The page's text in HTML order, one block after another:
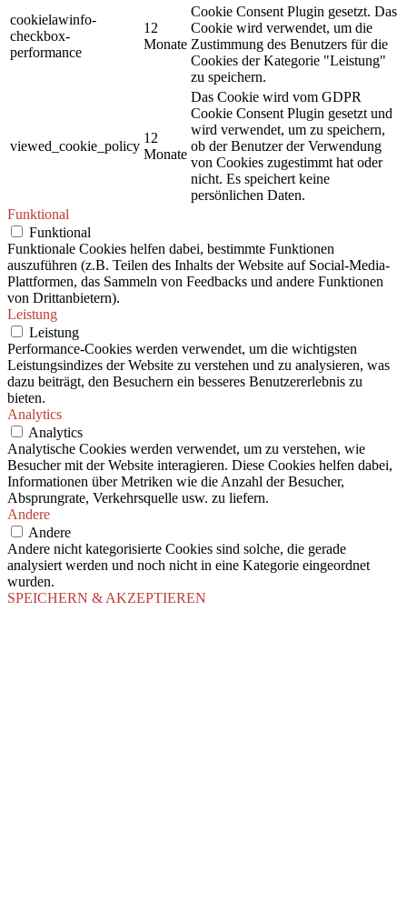
cookielawinfo-
checkbox-
performance
12
Monate
Cookie Consent Plugin gesetzt. Das
Cookie wird verwendet, um die
Zustimmung des Benutzers für die
Cookies der Kategorie "Leistung"
zu speichern.
viewed_cookie_policy
12
Monate
Das Cookie wird vom GDPR
Cookie Consent Plugin gesetzt und
wird verwendet, um zu speichern,
ob der Benutzer der Verwendung
von Cookies zugestimmt hat oder
nicht. Es speichert keine
persönlichen Daten.
Funktional
Funktional
Funktionale Cookies helfen dabei, bestimmte Funktionen
auszuführen (z.B. Teilen des Inhalts der Website auf Social-Media-
Plattformen, das Sammeln von Feedbacks und andere Funktionen
von Drittanbietern).
Leistung
Leistung
Performance-Cookies werden verwendet, um die wichtigsten
Leistungsindizes der Website zu verstehen und zu analysieren, was
dazu beiträgt, den Besuchern ein besseres Benutzererlebnis zu
bieten.
Analytics
Analytics
Analytische Cookies werden verwendet, um zu verstehen, wie
Besucher mit der Website interagieren. Diese Cookies helfen dabei,
Informationen über Metriken wie die Anzahl der Besucher,
Absprungrate, Verkehrsquelle usw. zu liefern.
Andere
Andere
Andere nicht kategorisierte Cookies sind solche, die gerade
analysiert werden und noch nicht in eine Kategorie eingeordnet
wurden.
SPEICHERN & AKZEPTIEREN